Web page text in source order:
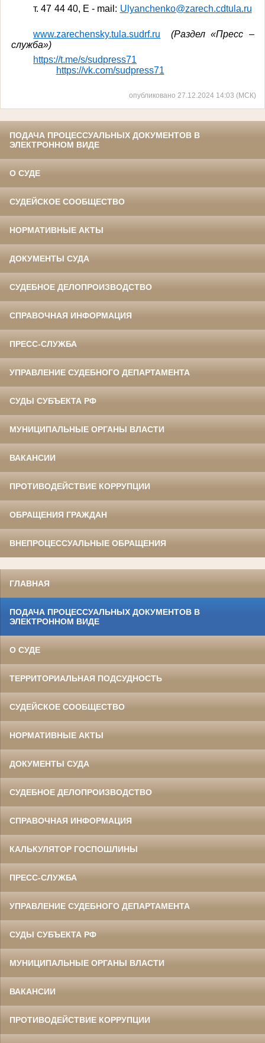
т. 47 44 40, E - mail: Ulyanchenko@zarech.cdtula.ru
www.zarechensky.tula.sudrf.ru (Раздел «Пресс –
служба»)
https://t.me/s/sudpress71
https://vk.com/sudpress71
опубликовано 27.12.2024 14:03 (МСК)
ПОДАЧА ПРОЦЕССУАЛЬНЫХ ДОКУМЕНТОВ В
ЭЛЕКТРОННОМ ВИДЕ
О СУДЕ
СУДЕЙСКОЕ СООБЩЕСТВО
НОРМАТИВНЫЕ АКТЫ
ДОКУМЕНТЫ СУДА
СУДЕБНОЕ ДЕЛОПРОИЗВОДСТВО
СПРАВОЧНАЯ ИНФОРМАЦИЯ
ПРЕСС-СЛУЖБА
УПРАВЛЕНИЕ СУДЕБНОГО ДЕПАРТАМЕНТА
СУДЫ СУБЪЕКТА РФ
МУНИЦИПАЛЬНЫЕ ОРГАНЫ ВЛАСТИ
ВАКАНСИИ
ПРОТИВОДЕЙСТВИЕ КОРРУПЦИИ
ОБРАЩЕНИЯ ГРАЖДАН
ВНЕПРОЦЕССУАЛЬНЫЕ ОБРАЩЕНИЯ
ГЛАВНАЯ
ПОДАЧА ПРОЦЕССУАЛЬНЫХ ДОКУМЕНТОВ В
ЭЛЕКТРОННОМ ВИДЕ
О СУДЕ
ТЕРРИТОРИАЛЬНАЯ ПОДСУДНОСТЬ
СУДЕЙСКОЕ СООБЩЕСТВО
НОРМАТИВНЫЕ АКТЫ
ДОКУМЕНТЫ СУДА
СУДЕБНОЕ ДЕЛОПРОИЗВОДСТВО
СПРАВОЧНАЯ ИНФОРМАЦИЯ
КАЛЬКУЛЯТОР ГОСПОШЛИНЫ
ПРЕСС-СЛУЖБА
УПРАВЛЕНИЕ СУДЕБНОГО ДЕПАРТАМЕНТА
СУДЫ СУБЪЕКТА РФ
МУНИЦИПАЛЬНЫЕ ОРГАНЫ ВЛАСТИ
ВАКАНСИИ
ПРОТИВОДЕЙСТВИЕ КОРРУПЦИИ